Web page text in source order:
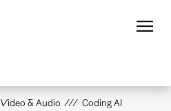
Video & Audio Coding AI